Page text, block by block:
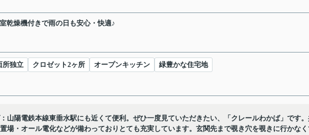
乾燥機付きで雨の日も安心・快適♪
所独立 クロゼット2ヶ所 オープンキッチン 緑豊かな住宅地
山陽電鉄本線東垂水駅にも近くて便利。ぜひ一度見ていただきたい、「クレールわかば」です
場・オール電化などが備わっておりとても充実しています。玄関先まで覗き穴を覗きに行かなく